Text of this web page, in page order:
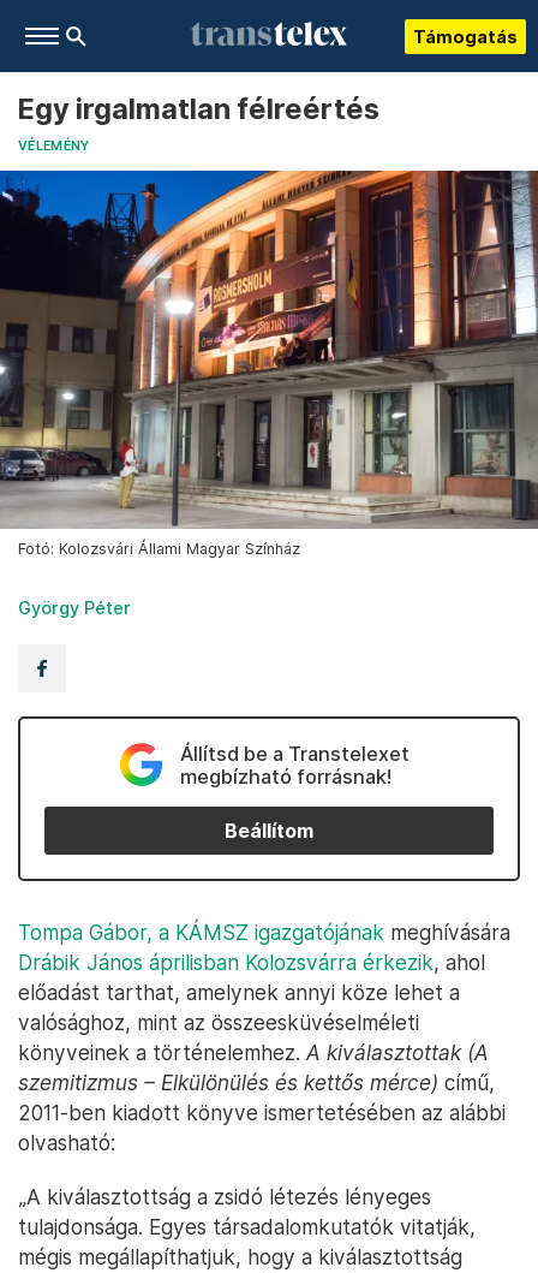
Támogatás
Egy irgalmatlan félreértés
VÉLEMÉNY
Fotó: Kolozsvári Állami Magyar Színház
György Péter
Állítsd be a Transtelexet
megbízható forrásnak!
Beállítom
Tompa Gábor, a KÁMSZ igazgatójának meghívására
Drábik János áprilisban Kolozsvárra érkezik, ahol
előadást tarthat, amelynek annyi köze lehet a
valósághoz, mint az összeesküvéselméleti
könyveinek a történelemhez. A kiválasztottak (A
szemitizmus – Elkülönülés és kettős mérce) című,
2011-ben kiadott könyve ismertetésében az alábbi
olvasható:
„A kiválasztottság a zsidó létezés lényeges
tulajdonsága. Egyes társadalomkutatók vitatják,
mégis megállapíthatjuk, hogy a kiválasztottság